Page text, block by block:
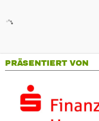
PRÄSENTIERT VON